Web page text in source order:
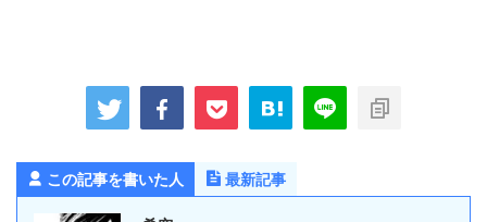
この記事を書いた人 最新記事